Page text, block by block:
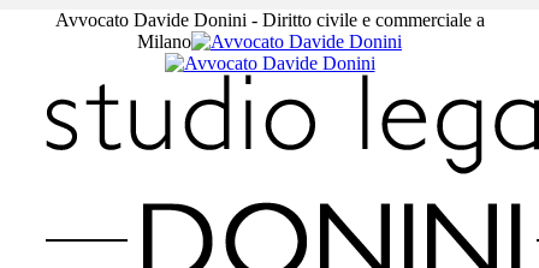
Avvocato Davide Donini - Diritto civile e commerciale a
Milano